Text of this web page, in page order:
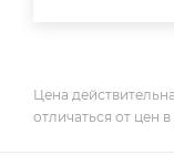
Цена
отличаться от цен